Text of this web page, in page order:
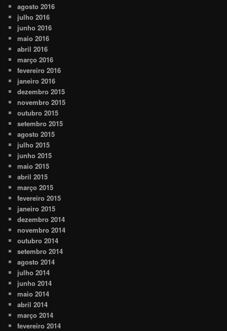
agosto 2016
julho 2016
junho 2016
maio 2016
abril 2016
março 2016
fevereiro 2016
janeiro 2016
dezembro 2015
novembro 2015
outubro 2015
setembro 2015
agosto 2015
julho 2015
junho 2015
maio 2015
abril 2015
março 2015
fevereiro 2015
janeiro 2015
dezembro 2014
novembro 2014
outubro 2014
setembro 2014
agosto 2014
julho 2014
junho 2014
maio 2014
abril 2014
março 2014
fevereiro 2014